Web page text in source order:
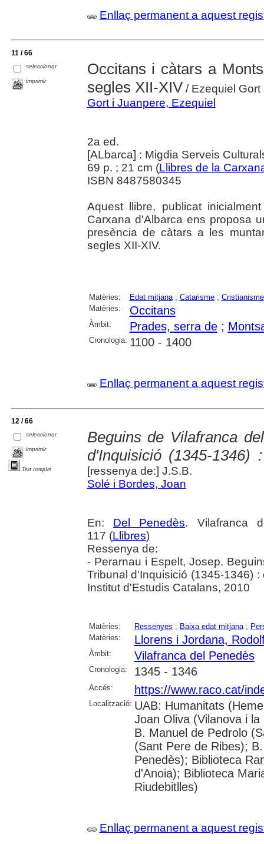
Enllaç permanent a aquest
11 / 66
seleccionar
imprimir
Occitans i càtars a
segles XII-XIV / Ezequiel Gort
Gort i Juanpere, Ezequiel
2a ed.
[ALbarca] : Migdia Serveis
69 p. ; 21 cm (Llibres de la
ISBN 8487580345
Aquest llibre, publicat
Carxana d'Albarca ens proposa
presència de càtars a les
segles XII-XIV.
Matèries: Edat mitjana; Catarisme; Cristianisme
Matèries:
Occitans
Àmbit: Prades, serra de;
Cronologia: 1100 - 1400
Enllaç permanent a aquest
12 / 66
seleccionar
imprimir
Text complet
Beguins de Vilafranca
d'Inquisició (1345-1346)
[ressenya de:] J.S.B.
Solé i Bordes, Joan
En: Del Penedès. Vilafranca
117 (Llibres)
Ressenya de:
- Perarnau i Espelt, Josep.
Tribunal d'Inquisició (1345-1346)
Institut d'Estudis Catalans, 2010
Matèries: Ressenyes ; Baixa edat mitjana;
Matèries:
Llorens i Jordana,
Àmbit: Vilafranca del Penedès
Cronologia: 1345 - 1346
Accés: https://www.raco.cat/
Localització: UAB: Humanitats
Joan Oliva (Vilanova i
B. Manuel de Pedrolo
(Sant Pere de Ribes);
Penedès); Biblioteca
d'Anoia); Biblioteca
Riudebitlles)
Enllaç permanent a aquest